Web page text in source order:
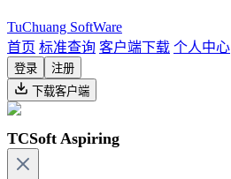
TuChuang SoftWare
首页 标准查询 客户端下载 个人中心
登录
注册
下载客户端
TCSoft Aspiring